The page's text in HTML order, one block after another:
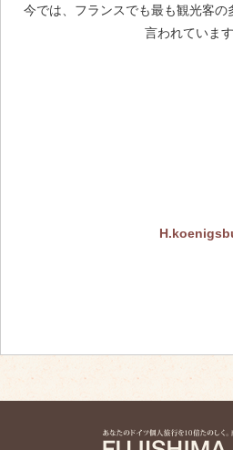
今では、フランスでも最も観光客の
言われています